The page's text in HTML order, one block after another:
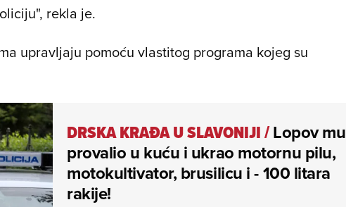
rekla je.
upravljaju pomoću vlastitog programa kojeg su
DRSKA KRAĐA U SLAVONIJI/Lopov mu
provalio u kuću i ukrao motornu pilu,
motokultivator, brusilicu i - 100 litara
rakije!